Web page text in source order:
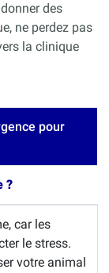
des
ne perdez pas
la clinique
pour
?
car les
le stress.
votre animal